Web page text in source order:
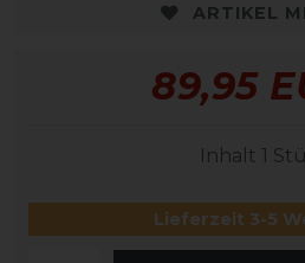
ARTIKEL
89,95
Inhalt 1
Lieferzeit 3-5